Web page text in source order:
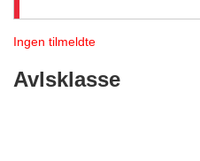
Ingen tilmeldte
Avlsklasse